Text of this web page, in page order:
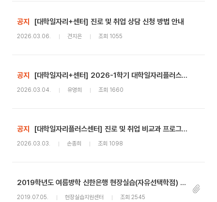
공지 [대학일자리+센터] 진로 및 취업 상담 신청 방법 안내
2026.03.06. 견지은 조회 1055
공지 [대학일자리+센터] 2026-1학기 대학일자리플러스센터 진로 및 취업 비교과 프로그램 안내
2026.03.04. 유영희 조회 1660
공지 [대학일자리플러스센터] 진로 및 취업 비교과 프로그램 이수 및 프로그램 신청 패널티 부여 기준
2026.03.03. 손종희 조회 1098
2019학년도 여름방학 신한은행 현장실습(자유선택학점) 참가자 모집 안내(종료)
2019.07.05. 현장실습지원센터 조회 2545